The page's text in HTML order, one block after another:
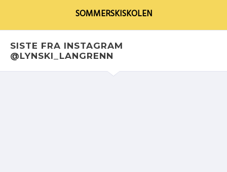
SOMMERSKISKOLEN
SISTE FRA INSTAGRAM
@LYNSKI_LANGRENN